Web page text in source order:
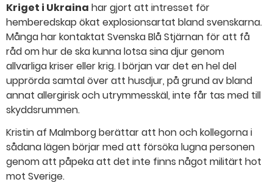
Kriget i Ukraina har gjort att intresset för
hemberedskap ökat explosionsartat bland svenskarna.
Många har kontaktat Svenska Blå Stjärnan för att få
råd om hur de ska kunna lotsa sina djur genom
allvarliga kriser eller krig. I början var det en hel del
upprörda samtal över att husdjur, på grund av bland
annat allergirisk och utrymmesskäl, inte får tas med till
skyddsrummen.
Kristin af Malmborg berättar att hon och kollegorna i
sådana lägen börjar med att försöka lugna personen
genom att påpeka att det inte finns något militärt hot
mot Sverige.